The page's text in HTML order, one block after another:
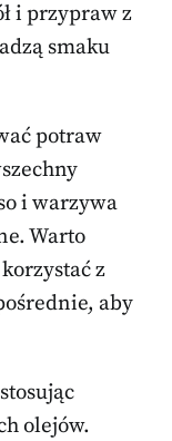
i przypraw z
smaku
potraw
i warzywa
Warto
z
aby
olejów.